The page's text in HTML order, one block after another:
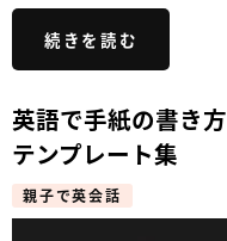
続きを読む
英語で手紙の書き
テンプレート集
親子で英会話